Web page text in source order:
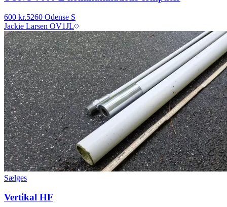
600 kr.5260 Odense S
Jackie Larsen OV1JL
Sælges
Vertikal HF